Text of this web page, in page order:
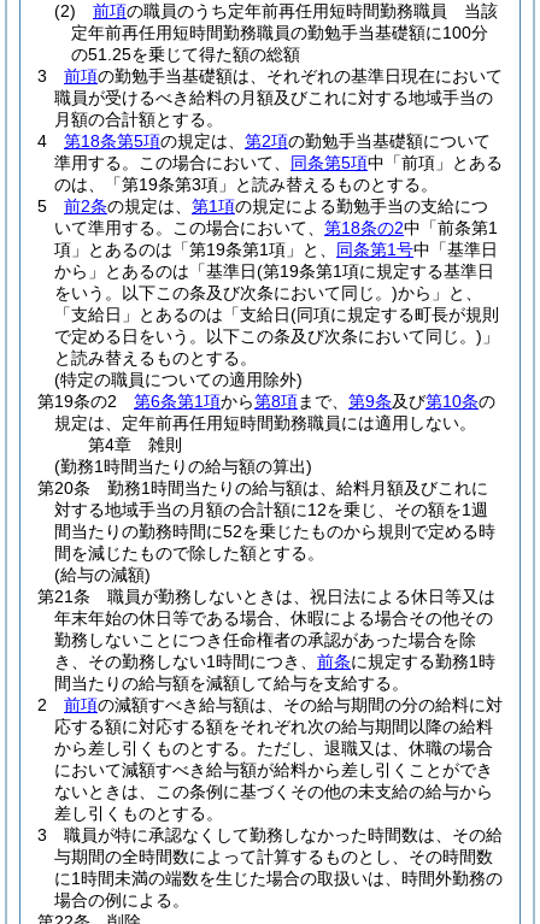
(2)
前項の職員のうち定年前再任用短時間勤務職員 当該
定年前再任用短時間勤務職員の勤勉手当基礎額に100分
の51.25を乗じて得た額の総額
3
前項の勤勉手当基礎額は、それぞれの基準日現在において
職員が受けるべき給料の月額及びこれに対する地域手当の
月額の合計額とする。
4
第18条第5項の規定は、 第2項の勤勉手当基礎額について
準用する。
この場合において、 同条第5項中「前項」とある
のは、「第19条第3項」と読み替えるものとする。
5
前2条の規定は、 第1項の規定による勤勉手当の支給につ
いて準用する。
この場合において、 第18条の2中「前条第1
項」とあるのは「第19条第1項」と、 同条第1号中「基準日
から」とあるのは「基準日(第19条第1項に規定する基準日
をいう。以下この条及び次条において同じ。)から」と、
「支給日」とあるのは「支給日(同項に規定する町長が規則
で定める日をいう。以下この条及び次条において同じ。) 」
と読み替えるものとする。
(特定の職員についての適用除外)
第19条の2
第6条第1項から第8項まで、 第9条及び第10条の
規定は、定年前再任用短時間勤務職員には適用しない。
第4章
雑則
(勤務1時間当たりの給与額の算出)
第20条
勤務1時間当たりの給与額は、給料月額及びこれに
対する地域手当の月額の合計額に12を乗じ、その額を1週
間当たりの勤務時間に52を乗じたものから規則で定める時
間を減じたもので除した額とする。
(給与の減額)
第21条
職員が勤務しないときは、祝日法による休日等又は
年末年始の休日等である場合、休暇による場合その他その
勤務しないことにつき任命権者の承認があった場合を除
き、その勤務しない1時間につき、 前条に規定する勤務1時
間当たりの給与額を減額して給与を支給する。
2
前項の減額すべき給与額は、その給与期間の分の給料に対
応する額に対応する額をそれぞれ次の給与期間以降の給料
から差し引くものとする。 ただし、退職又は、休職の場合
において減額すべき給与額が給料から差し引くことができ
ないときは、この条例に基づくその他の未支給の給与から
差し引くものとする。
3
職員が特に承認なくして勤務しなかった時間数は、その給
与期間の全時間数によって計算するものとし、その時間数
に1時間未満の端数を生じた場合の取扱いは、時間外勤務の
場合の例による。